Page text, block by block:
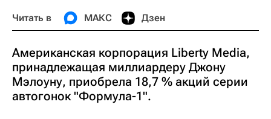
Читать в МАКС Дзен
Американская корпорация Liberty Media,
принадлежащая миллиардеру Джону
Мэлоуну, приобрела 18,7 % акций серии
автогонок "Формула-1".